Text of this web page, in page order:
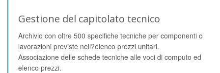
Gestione del capitolato tecnico
Archivio con oltre 500 specifiche tecniche per componenti o
lavorazioni previste nell?elenco prezzi unitari.
Associazione delle schede tecniche alle voci di computo ed
elenco prezzi.